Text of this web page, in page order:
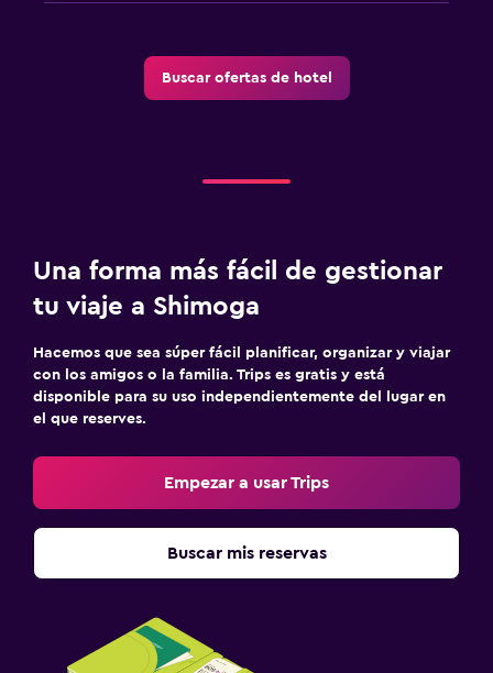
Buscar ofertas de hotel
Una forma más fácil de gestionar
tu viaje a Shimoga
Hacemos que sea súper fácil planificar, organizar y viajar
con los amigos o la familia. Trips es gratis y está
disponible para su uso independientemente del lugar en
el que reserves.
Empezar a usar Trips
Buscar mis reservas